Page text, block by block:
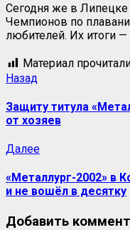
Сегодня же в
Чемпионов по
любителей. Их итоги —
Материал
Назад
Защиту титула
от хозяев
Далее
«Металлург-2002» в
и не вошёл в десятку
Добавить